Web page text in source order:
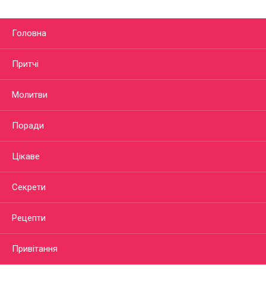
Головна
Притчі
Молитви
Поради
Цікаве
Секрети
Рецепти
Привітання